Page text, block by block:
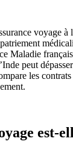
voyage à
Maladie
peut
les contrats
est-